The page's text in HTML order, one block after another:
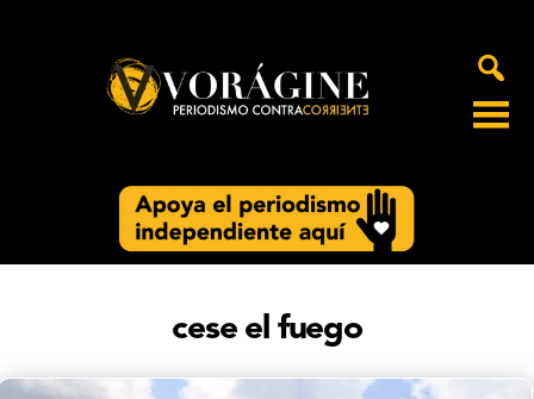
cese el fuego